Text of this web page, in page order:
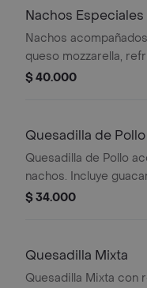
Nachos Especiales
Nachos
queso mozzarella,
gallo, guacamole y
$ 40.000
Quesadilla de Pollo
Quesadilla de Pollo
nachos. Incluye
picante.
$ 34.000
Quesadilla Mixta
Quesadilla Mixta con